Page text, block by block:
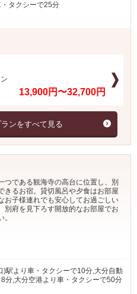
タクシーで25分
13,900円〜32,700円
ンをすべて見る
つである観海寺の高台に位置し、別
きるお宿。貸切風呂や夕食はお部屋
お子様連れでも安心してお過ごしい
別府を見下ろす開放的なお部屋でお
)駅より車・タクシーで10分,大分自動
分,大分空港より車・タクシーで50分